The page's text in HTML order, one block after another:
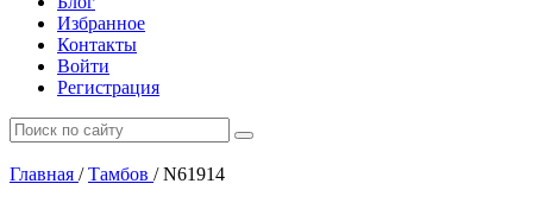
Избранное
Контакты
Войти
Регистрация
Главная / Тамбов /N61914